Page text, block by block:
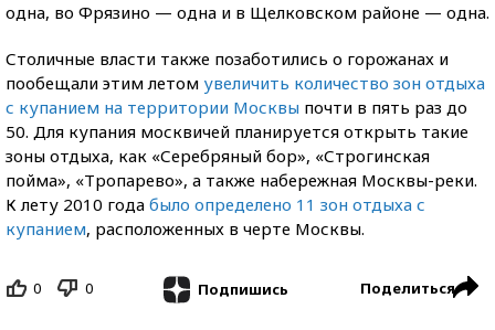
одна, во Фрязино — одна и в Щелковском районе — одна.
Столичные власти также позаботились о горожанах и
пообещали этим летом увеличить количество зон отдыха
с купанием на территории Москвы почти в пять раз до
50. Для купания москвичей планируется открыть такие
зоны отдыха, как «Серебряный бор», «Строгинская
пойма», «Тропарево», а также набережная Москвы-реки.
К лету 2010 года было определено 11 зон отдыха с
купанием, расположенных в черте Москвы.
0 0 Подпишись Поделиться